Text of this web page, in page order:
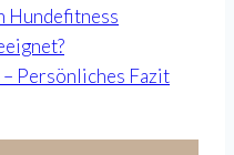
Hundefitness
Persönliches Fazit